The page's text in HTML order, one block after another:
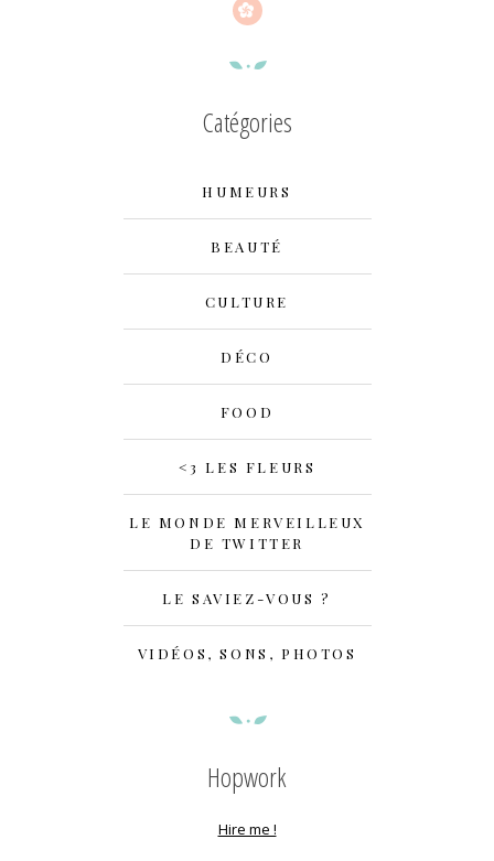
Catégories
HUMEURS
BEAUTÉ
CULTURE
DÉCO
FOOD
<3 LES FLEURS
LE MONDE MERVEILLEUX
DE TWITTER
LE SAVIEZ-VOUS ?
VIDÉOS, SONS, PHOTOS
Hopwork
Hire me !